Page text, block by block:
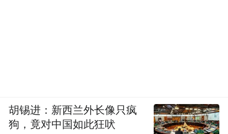
胡锡进：新西兰外长像只疯
狗，竟对中国如此狂吠